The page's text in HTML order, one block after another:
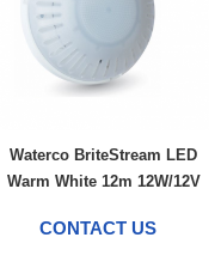
Waterco BriteStream LED
Warm White 12m 12W/12V
CONTACT US